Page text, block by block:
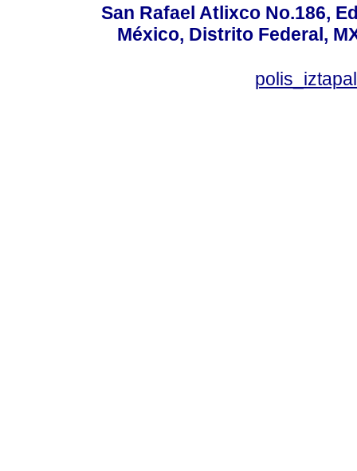
San Rafael Atlixco No.186,
México, Distrito Federal,